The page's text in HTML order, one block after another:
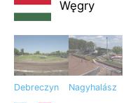
Węgry
Debreczyn Nagyhalász